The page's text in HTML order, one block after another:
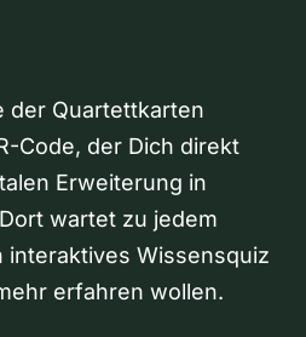
der Quartettkarten
Code, der Dich direkt
Erweiterung in
wartet zu jedem
interaktives Wissensquiz
erfahren wollen.